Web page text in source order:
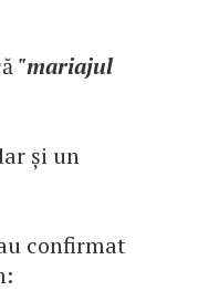
"mariajul
și un
confirmat